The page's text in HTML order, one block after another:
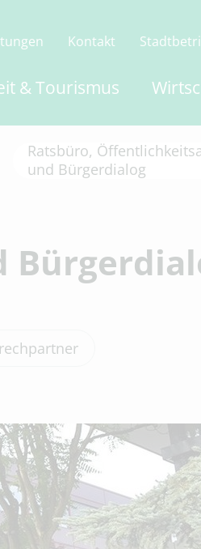
& Tourismus
Kontakt
Ratsbüro,
und Bürgerdialog
Bürgerdialog